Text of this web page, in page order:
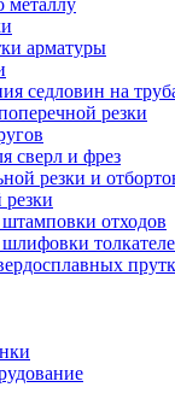
металлу
арматуры
седловин на
резки
сверл и фрез
резки и
отходов